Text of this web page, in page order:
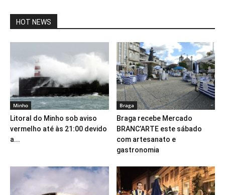
HOT NEWS
Minho
Litoral do Minho sob aviso
vermelho até às 21:00 devido
a...
Braga
Braga recebe Mercado
BRANC’ARTE este sábado
com artesanato e
gastronomia